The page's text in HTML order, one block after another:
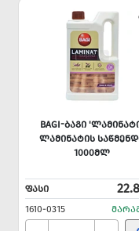
BAGI-ᲑᲐᲒᲘ
ᲚᲐᲛᲘᲜᲐᲢᲘᲡ
1000ᲛᲚ
ᲤᲐᲡᲘ
1610-0315